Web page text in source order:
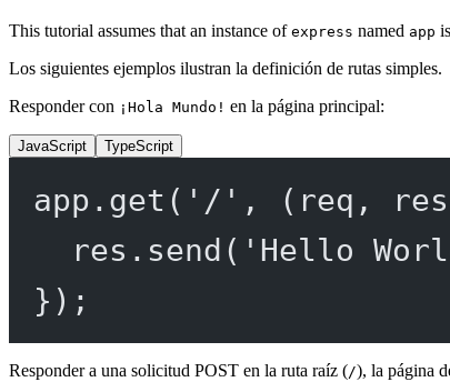
This tutorial assumes that an instance of express named app
Los siguientes ejemplos ilustran la definición de rutas simples.
Responder con ¡Hola Mundo! en la página principal:
JavaScript TypeScript
app. get ( '/' , ( req , res
res. send ( 'Hello
});
Responder a una solicitud POST en la ruta raíz (/), la página